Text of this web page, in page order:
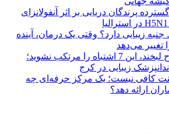
پرندگان دریایی بر اثر آنفولانزای
جنبه زیبایی دارد؟ وقتی یک درمان، آینده
تغییر می‌دهد
قبل از اصلاح طرح لبخند، این 7 اشتباه را مرتکب نشوید؛
زیبایی در کرج
کافی نیست؛ یک مرکز حرفه‌ای چه
ارائه دهد؟